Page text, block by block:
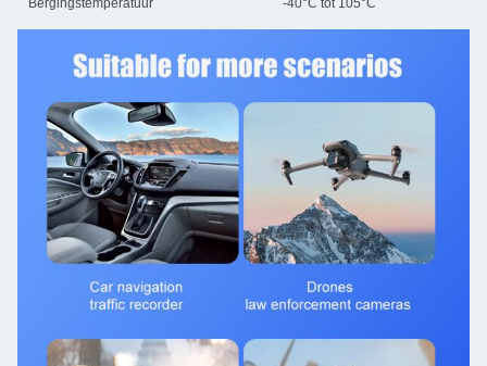
Bergingstemperatuur -40°C tot 105°C